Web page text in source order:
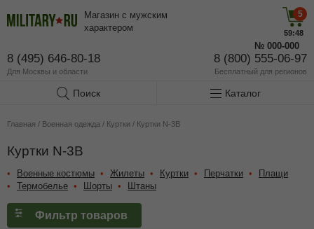
Магазин с мужским
характером
8 (495) 646-80-18
Для Москвы и области
8 (800) 555-06-97
Бесплатный для регионов
5
59:48
№ 000-000
Поиск Каталог
Главная / Военная одежда / Куртки / Куртки N-3B
Куртки N-3B
Военные костюмы Жилеты Куртки Перчатки
Плащи
Термобелье
Шорты Штаны
Фильтр товаров